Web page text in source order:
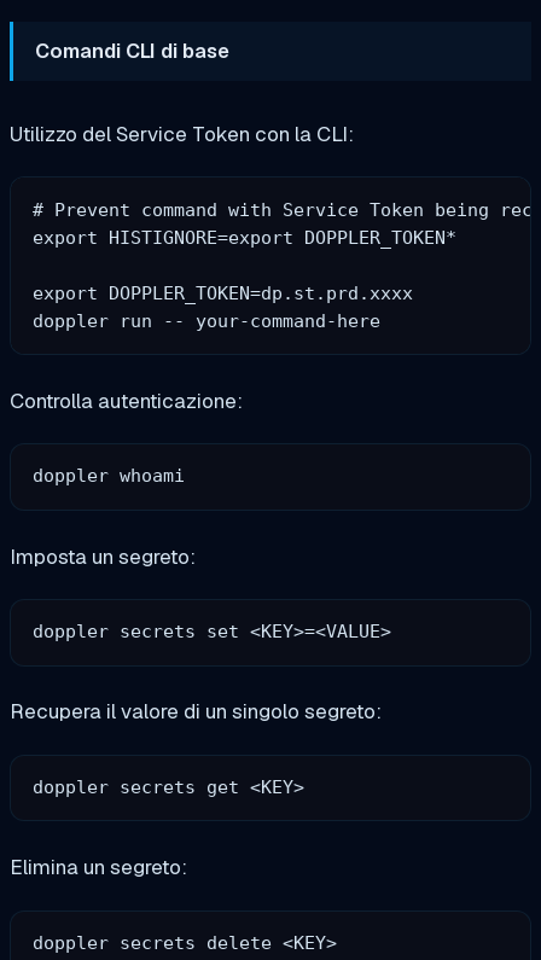
Comandi CLI di base
Utilizzo del Service Token con la CLI:
# Prevent command with Service Token being
export HISTIGNORE=export DOPPLER_TOKEN*
export DOPPLER_TOKEN=dp.st.prd.xxxx
Controlla autenticazione:
Imposta un segreto:
Recupera il valore di un singolo segreto:
Elimina un segreto: